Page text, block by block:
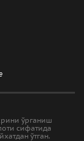
ўрганиш
сифатида
ўтган.